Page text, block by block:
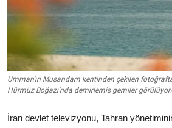
Kurdi
Umman'ın Musandam kentinden çekilen
Hürmüz Boğazı'nda demirlemiş gemiler
İran devlet televizyonu, Tahran